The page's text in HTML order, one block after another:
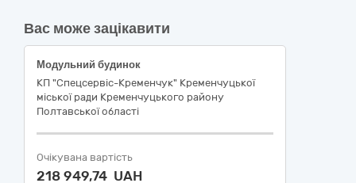
Вас може зацікавити
Модульний будинок
КП "Спецсервіс-Кременчук" Кременчуцької
міської ради Кременчуцького району
Полтавської області
Очікувана вартість
218 949,74 UAH